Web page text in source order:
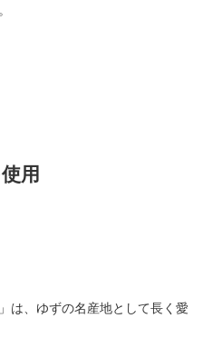
用
は、ゆずの名産地として長く愛